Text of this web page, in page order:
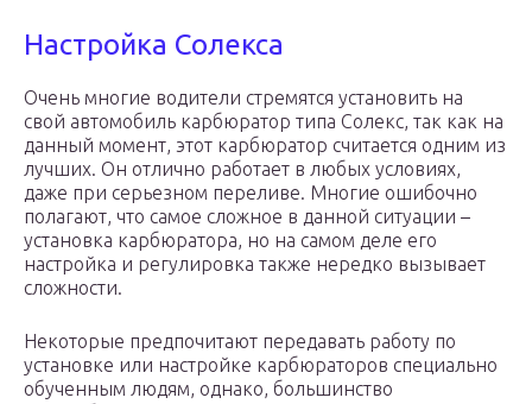
Настройка Солекса
Очень многие водители стремятся установить на
свой автомобиль карбюратор типа Солекс, так как на
данный момент, этот карбюратор считается одним из
лучших. Он отлично работает в любых условиях,
даже при серьезном переливе. Многие ошибочно
полагают, что самое сложное в данной ситуации –
установка карбюратора, но на самом деле его
настройка и регулировка также нередко вызывает
сложности.
Некоторые предпочитают передавать работу по
установке или настройке карбюраторов специально
обученным людям, однако, большинство